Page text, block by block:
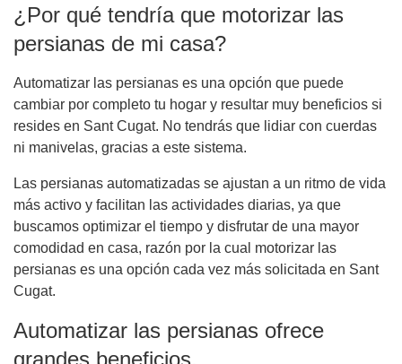
¿Por qué tendría que motorizar las
persianas de mi casa?
Automatizar las persianas es una opción que puede
cambiar por completo tu hogar y resultar muy beneficios si
resides en Sant Cugat. No tendrás que lidiar con cuerdas
ni manivelas, gracias a este sistema.
Las persianas automatizadas se ajustan a un ritmo de vida
más activo y facilitan las actividades diarias, ya que
buscamos optimizar el tiempo y disfrutar de una mayor
comodidad en casa, razón por la cual motorizar las
persianas es una opción cada vez más solicitada en Sant
Cugat.
Automatizar las persianas ofrece
grandes beneficios.